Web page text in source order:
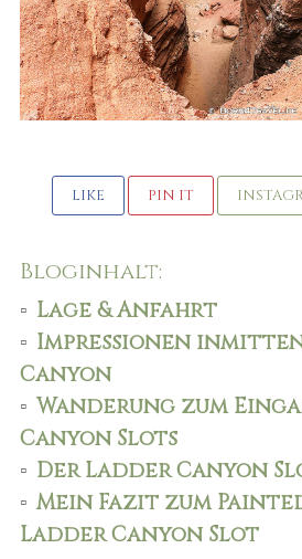
LIKE PIN IT
Bloginhalt:
▫️ Lage & Anfahrt
▫️ Impressionen
Canyon
▫️ Wanderung zum
Canyon Slots
▫️ Der Ladder Canyon
▫️ Mein Fazit zum
Ladder Canyon Slot